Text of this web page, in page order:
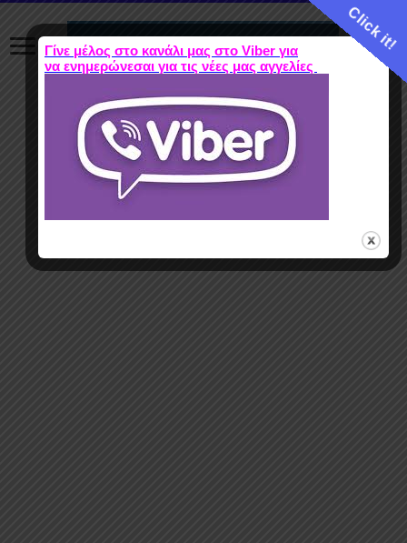
Click it!
Γίνε μέλος στο κανάλι μας στο Viber για
να ενημερώνεσαι για τις νέες μας αγγελίες